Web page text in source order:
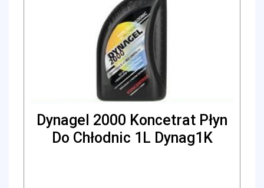
Dynagel 2000 Koncetrat Płyn
Do Chłodnic 1L Dynag1K